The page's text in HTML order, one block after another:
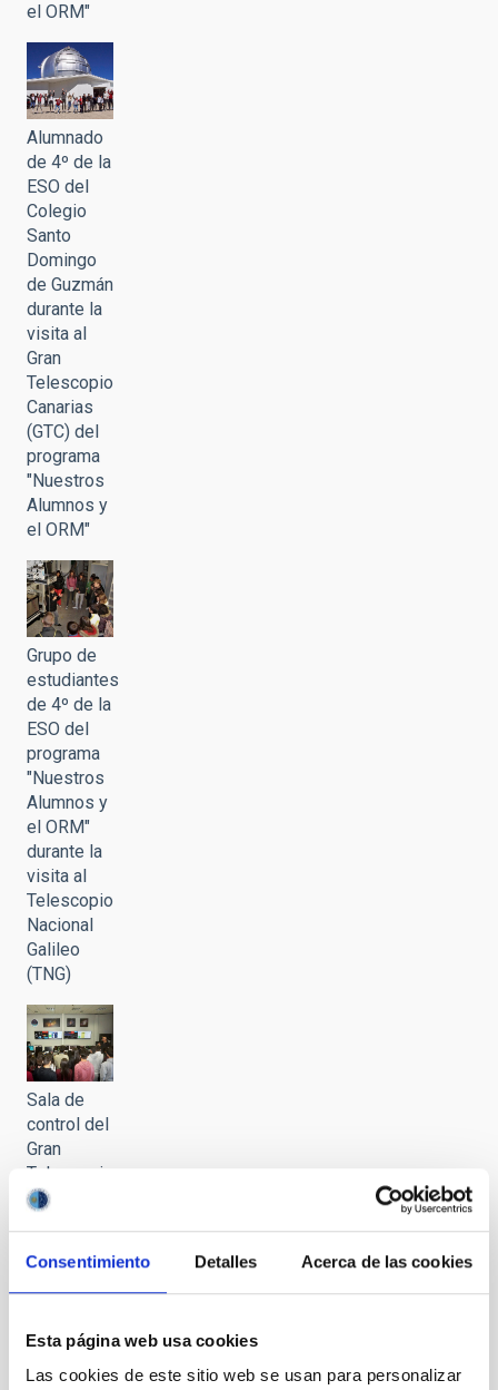
Consentimiento Detalles Acerca de las cookies
Esta página web usa cookies
Las cookies de este sitio web se usan para personalizar
el ORM"
Alumnado
de 4º de la
ESO del
Colegio
Santo
Domingo
de Guzmán
durante la
visita al
Gran
Telescopio
Canarias
(GTC) del
programa
"Nuestros
Alumnos y
el ORM"
Grupo de
estudiantes
de 4º de la
ESO del
programa
"Nuestros
Alumnos y
el ORM"
durante la
visita al
Telescopio
Nacional
Galileo
(TNG)
Sala de
control del
Gran
Telescopio
Canarias
visita del
alumnado
ESO del
programa